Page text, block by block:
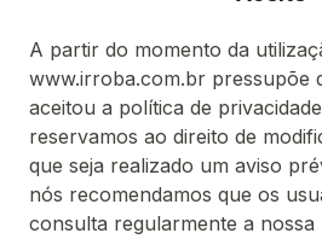
A partir do momento da
www.irroba.com.br pressupõe
aceitou a política de
reservamos ao direito de
que seja realizado um aviso
nós recomendamos que os
consulta regularmente a